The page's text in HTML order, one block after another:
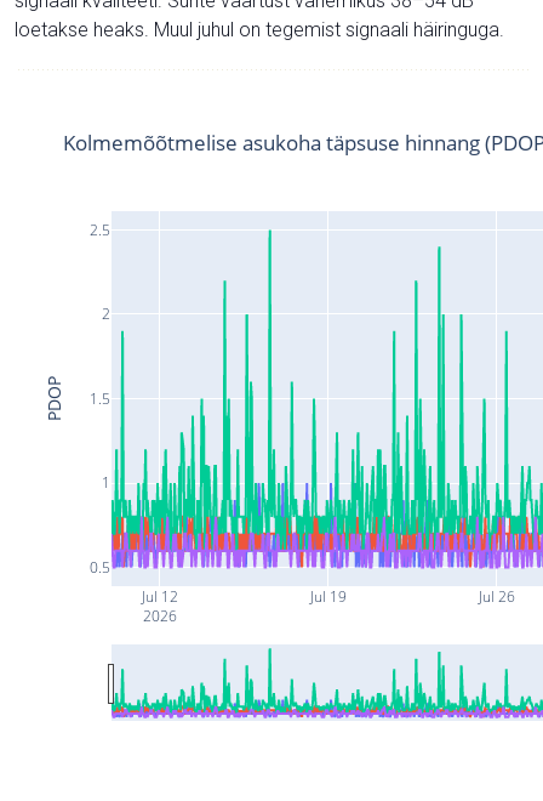
loetakse heaks. Muul juhul on tegemist signaali häiringuga.
Jul 12
2026
Jul 19 Jul 26
0.5
1
1.5
2
2.5
Kolmemõõtmelise asukoha täpsuse hinnang
PDOP